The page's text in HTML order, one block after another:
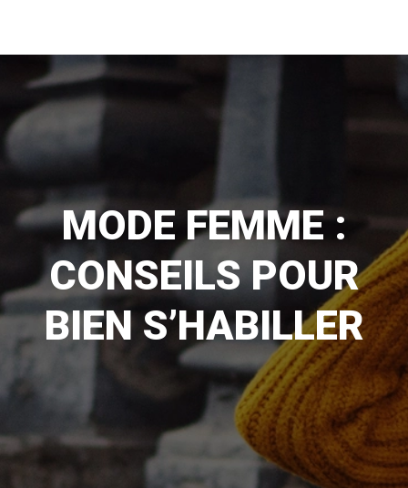
MODE FEMME :
CONSEILS POUR
BIEN S’HABILLER